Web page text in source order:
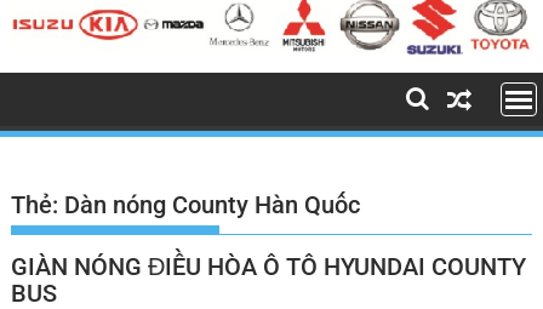
Thẻ: Dàn nóng County Hàn Quốc
GIÀN NÓNG ĐIỀU HÒA Ô TÔ HYUNDAI COUNTY
BUS